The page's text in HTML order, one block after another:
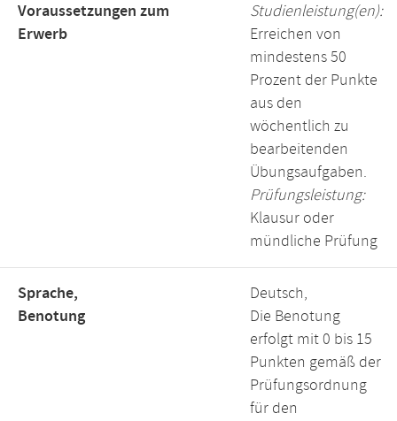
Voraussetzungen zum
Erwerb
Studienleistung(en):
Erreichen von
mindestens 50
Prozent der Punkte
aus den
wöchentlich zu
bearbeitenden
Übungsaufgaben.
Prüfungsleistung:
Klausur oder
mündliche Prüfung
Sprache,
Benotung
Deutsch,
Die Benotung
erfolgt mit 0 bis 15
Punkten gemäß der
Prüfungsordnung
für den